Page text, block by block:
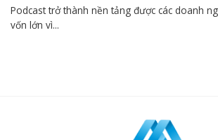
Podcast trở thành nền tảng được các doanh
vốn lớn vì...